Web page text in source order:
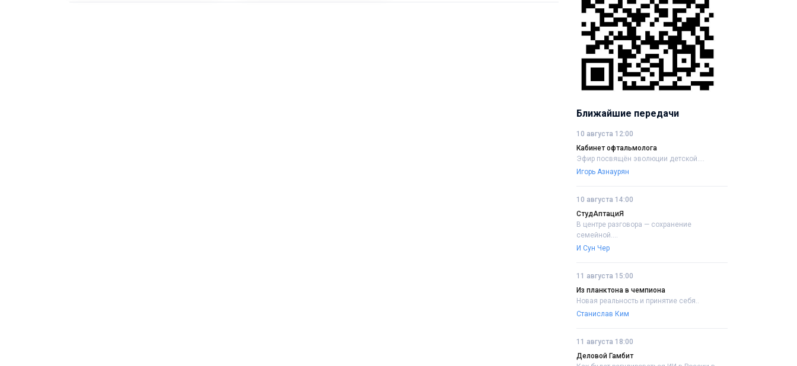
Ближайшие передачи
10 августа 12:00
Кабинет офтальмолога
Эфир посвящён эволюции детской....
Игорь Азнаурян
10 августа 14:00
СтудАптациЯ
В центре разговора — сохранение
семейной....
И Сун Чер
11 августа 15:00
Из планктона в чемпиона
Новая реальность и принятие себя..
Станислав Ким
11 августа 18:00
Деловой Гамбит